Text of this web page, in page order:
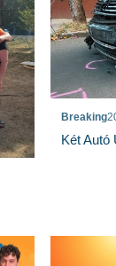
Breaking
Két Autó